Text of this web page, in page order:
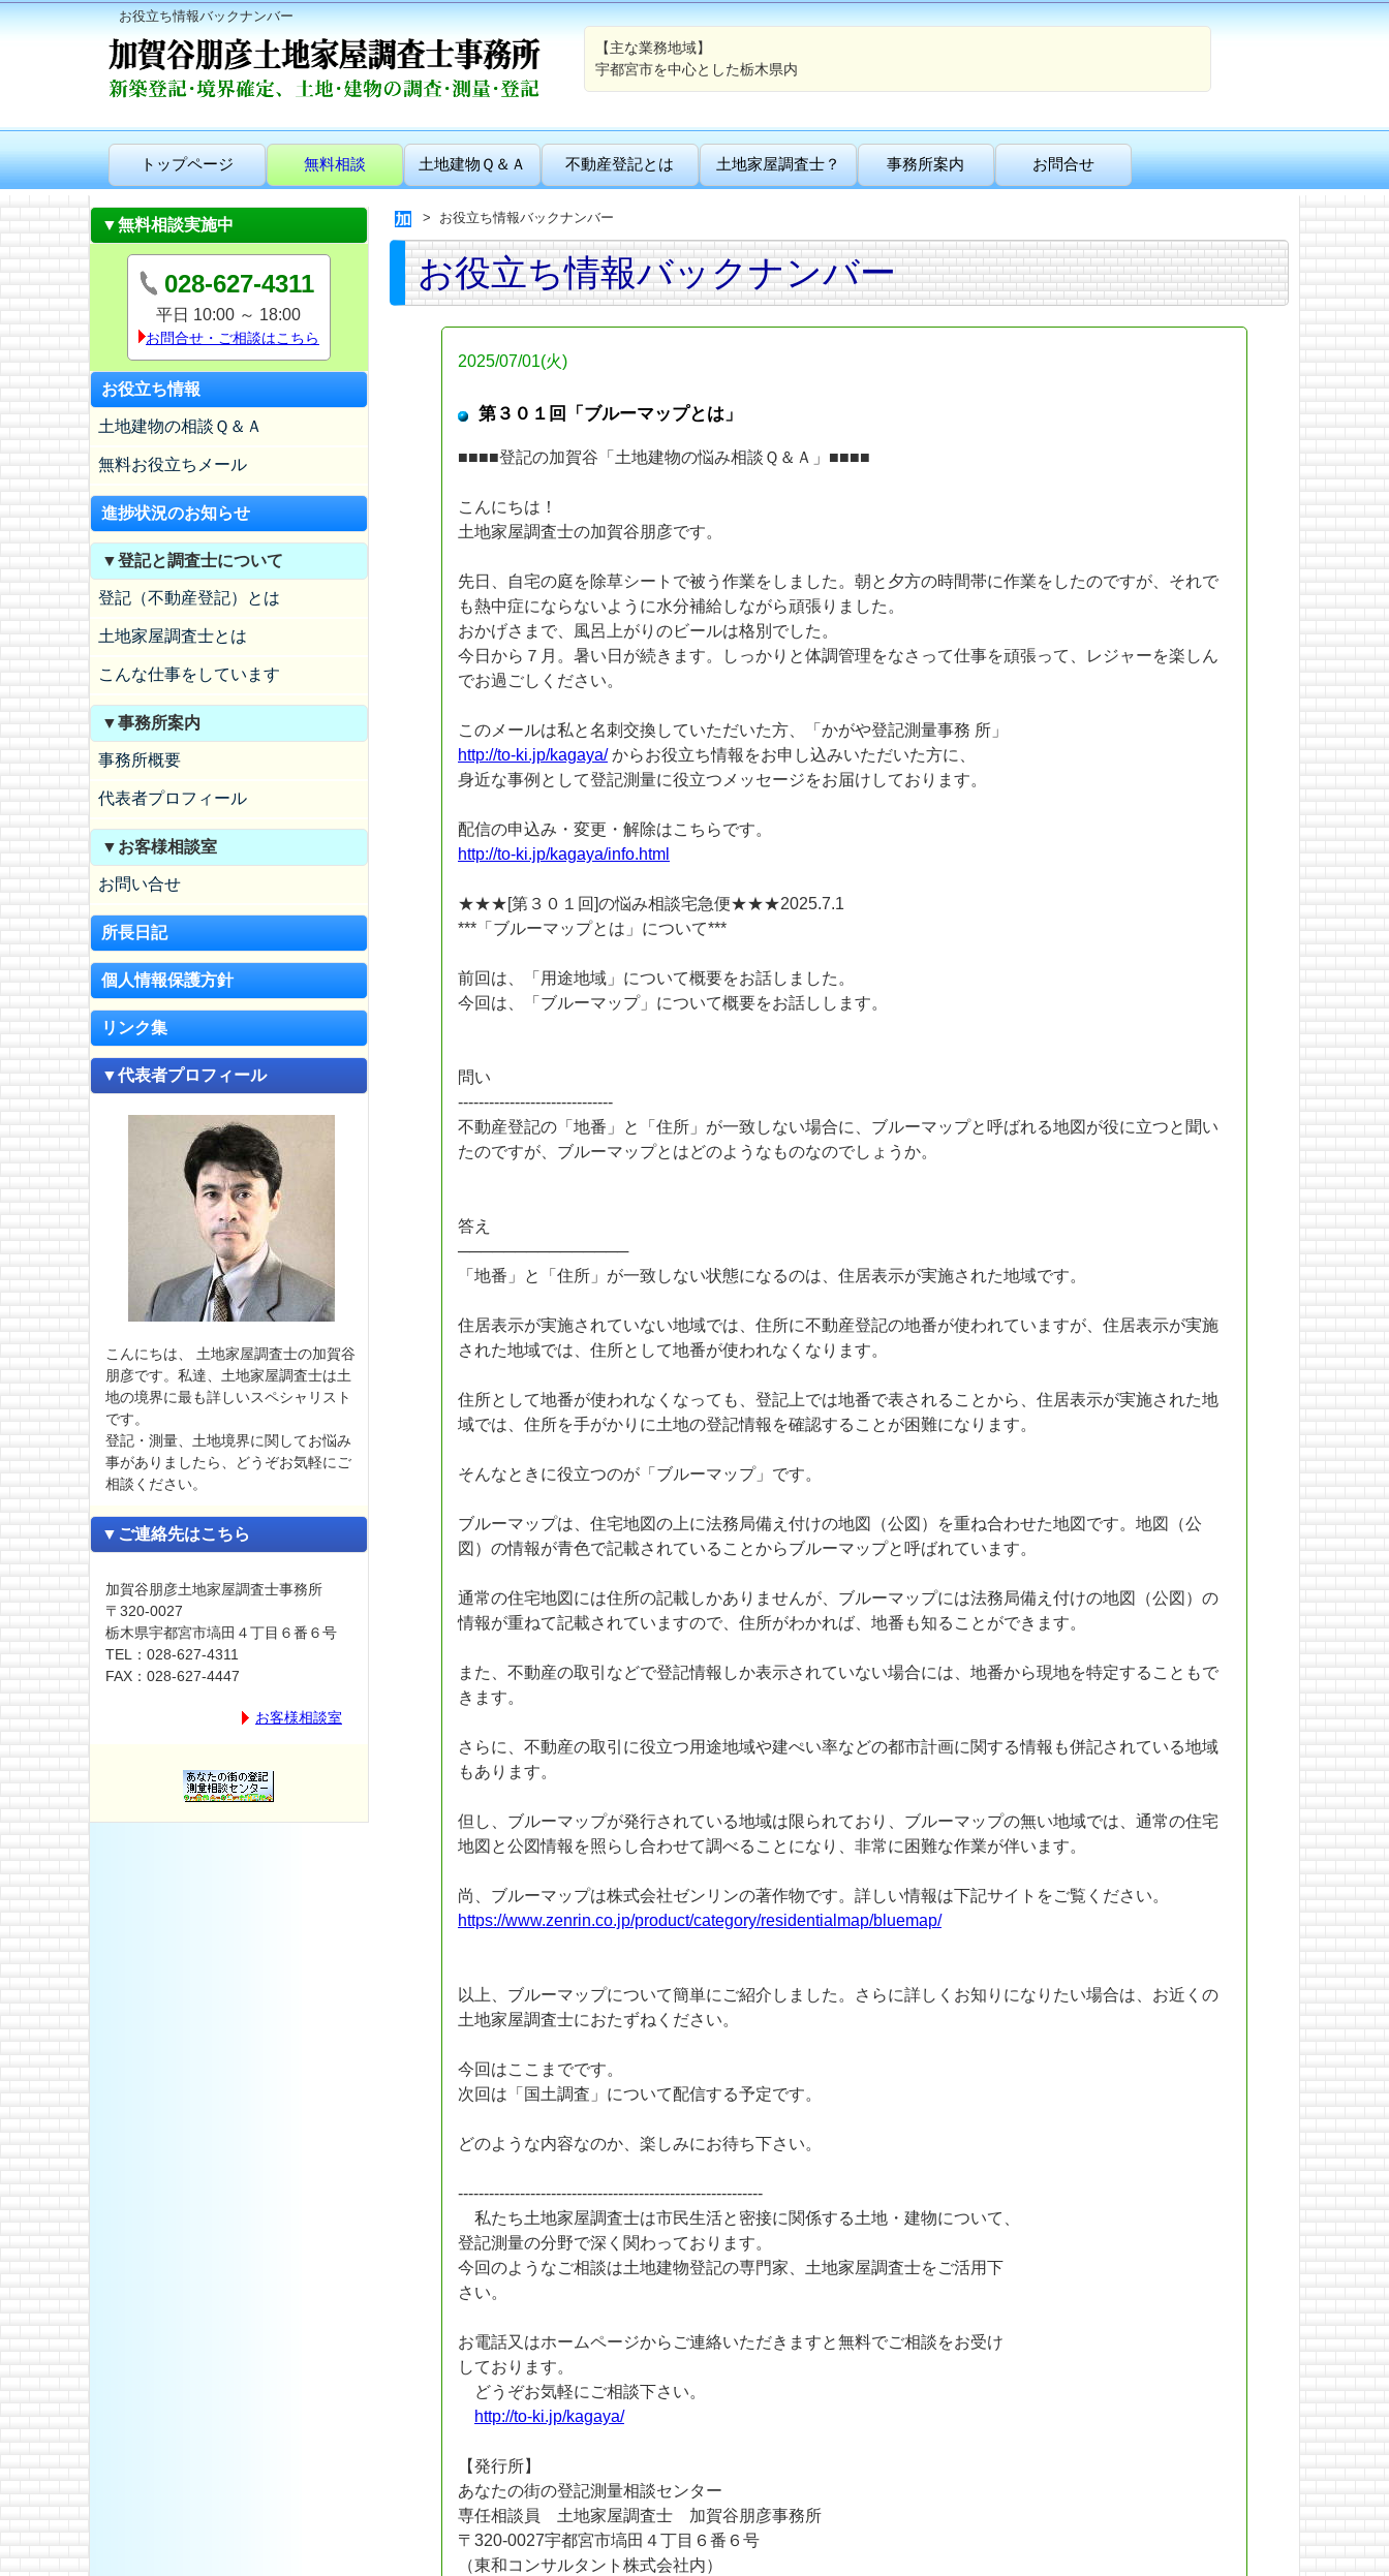
お役立ち情報バックナンバー
【主な業務地域】
宇都宮市を中心とした栃木県内
トップページ 無料相談 土地建物Ｑ＆Ａ 不動産登記とは 土地家屋調査士？ 事務所案内 お問合せ
▼無料相談実施中
028-627-4311
平日 10:00 ～ 18:00
お問合せ・ご相談はこちら
お役立ち情報
土地建物の相談Ｑ＆Ａ
無料お役立ちメール
進捗状況のお知らせ
▼登記と調査士について
登記（不動産登記）とは
土地家屋調査士とは
こんな仕事をしています
▼事務所案内
事務所概要
代表者プロフィール
▼お客様相談室
お問い合せ
所長日記
個人情報保護方針
リンク集
▼代表者プロフィール
こんにちは、 土地家屋調査士の加賀谷
朋彦です。私達、土地家屋調査士は土
地の境界に最も詳しいスペシャリスト
です。
登記・測量、土地境界に関してお悩み
事がありましたら、どうぞお気軽にご
相談ください。
▼ご連絡先はこちら
加賀谷朋彦土地家屋調査士事務所
〒320-0027
栃木県宇都宮市塙田４丁目６番６号
TEL：028-627-4311
FAX：028-627-4447
お客様相談室
お役立ち情報バックナンバー
お役立ち情報バックナンバー
2025/07/01(火)
第３０１回「ブルーマップとは」
■■■■登記の加賀谷「土地建物の悩み相談Ｑ＆Ａ」■■■■
こんにちは！
土地家屋調査士の加賀谷朋彦です。
先日、自宅の庭を除草シートで被う作業をしました。朝と夕方の時間帯に作業をしたのですが、それで
も熱中症にならないように水分補給しながら頑張りました。
おかげさまで、風呂上がりのビールは格別でした。
今日から７月。暑い日が続きます。しっかりと体調管理をなさって仕事を頑張って、レジャーを楽しん
でお過ごしください。
このメールは私と名刺交換していただいた方、「かがや登記測量事務 所」
http://to-ki.jp/kagaya/からお役立ち情報をお申し込みいただいた方に、
身近な事例として登記測量に役立つメッセージをお届けしております。
配信の申込み・変更・解除はこちらです。
http://to-ki.jp/kagaya/info.html
★★★[第３０１回]の悩み相談宅急便★★★2025.7.1
***「ブルーマップとは」について***
前回は、「用途地域」について概要をお話しました。
今回は、「ブルーマップ」について概要をお話しします。
問い
------------------------------
不動産登記の「地番」と「住所」が一致しない場合に、ブルーマップと呼ばれる地図が役に立つと聞い
たのですが、ブルーマップとはどのようなものなのでしょうか。
答え
───────────────
「地番」と「住所」が一致しない状態になるのは、住居表示が実施された地域です。
住居表示が実施されていない地域では、住所に不動産登記の地番が使われていますが、住居表示が実施
された地域では、住所として地番が使われなくなります。
住所として地番が使われなくなっても、登記上では地番で表されることから、住居表示が実施された地
域では、住所を手がかりに土地の登記情報を確認することが困難になります。
そんなときに役立つのが「ブルーマップ」です。
ブルーマップは、住宅地図の上に法務局備え付けの地図（公図）を重ね合わせた地図です。地図（公
図）の情報が青色で記載されていることからブルーマップと呼ばれています。
通常の住宅地図には住所の記載しかありませんが、ブルーマップには法務局備え付けの地図（公図）の
情報が重ねて記載されていますので、住所がわかれば、地番も知ることができます。
また、不動産の取引などで登記情報しか表示されていない場合には、地番から現地を特定することもで
きます。
さらに、不動産の取引に役立つ用途地域や建ぺい率などの都市計画に関する情報も併記されている地域
もあります。
但し、ブルーマップが発行されている地域は限られており、ブルーマップの無い地域では、通常の住宅
地図と公図情報を照らし合わせて調べることになり、非常に困難な作業が伴います。
尚、ブルーマップは株式会社ゼンリンの著作物です。詳しい情報は下記サイトをご覧ください。
https://www.zenrin.co.jp/product/category/residentialmap/bluemap/
以上、ブルーマップについて簡単にご紹介しました。さらに詳しくお知りになりたい場合は、お近くの
土地家屋調査士におたずねください。
今回はここまでです。
次回は「国土調査」について配信する予定です。
どのような内容なのか、楽しみにお待ち下さい。
-----------------------------------------------------------
私たち土地家屋調査士は市民生活と密接に関係する土地・建物について、
登記測量の分野で深く関わっております。
今回のようなご相談は土地建物登記の専門家、土地家屋調査士をご活用下
さい。
お電話又はホームページからご連絡いただきますと無料でご相談をお受け
しております。
どうぞお気軽にご相談下さい。
http://to-ki.jp/kagaya/
【発行所】
あなたの街の登記測量相談センター
専任相談員 土地家屋調査士 加賀谷朋彦事務所
〒320-0027宇都宮市塙田４丁目６番６号
（東和コンサルタント株式会社内）